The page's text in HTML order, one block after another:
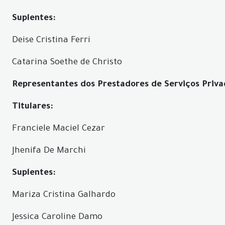
Suplentes:
Deise Cristina Ferri
Catarina Soethe de Christo
Representantes dos Prestadores de Serviços
Titulares:
Franciele Maciel Cezar
Jhenifa De Marchi
Suplentes:
Mariza Cristina Galhardo
Jessica Caroline Damo